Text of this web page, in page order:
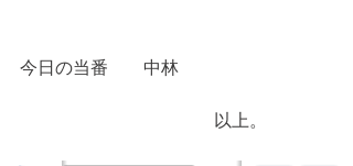
今日の当番　　中林
以上。